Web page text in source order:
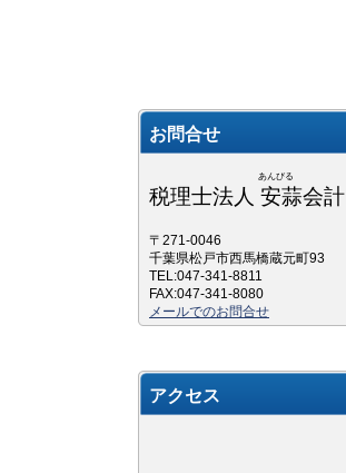
お問合せ
あんびる
税理士法人 安蒜会計
〒271-0046
千葉県松戸市西馬橋蔵元町93
TEL:047-341-8811
FAX:047-341-8080
メールでのお問合せ
アクセス